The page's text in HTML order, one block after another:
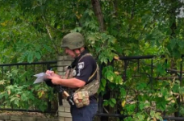
харьков
архив
gambling